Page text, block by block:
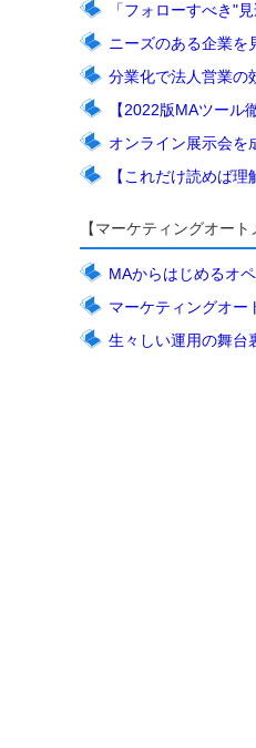
「フォローすべき"
ニーズのある企業を
分業化で法人営業の
【2022版MAツール
オンライン展示会を
【これだけ読めば
【マーケティングオー
MAからはじめるオ
マーケティングオー
生々しい運用の舞台